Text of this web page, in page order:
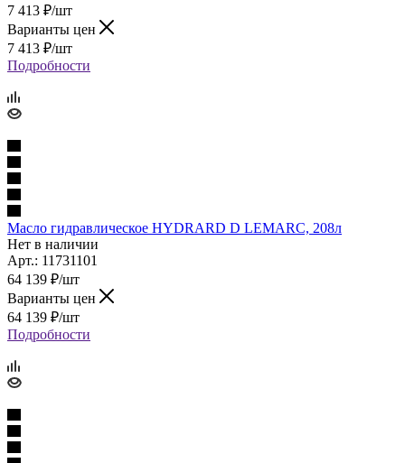
7 413 ₽/шт
Варианты цен
7 413 ₽/шт
Подробности
Масло гидравлическое HYDRARD D LEMARC, 208л
Нет в наличии
Арт.: 11731101
64 139 ₽/шт
Варианты цен
64 139 ₽/шт
Подробности